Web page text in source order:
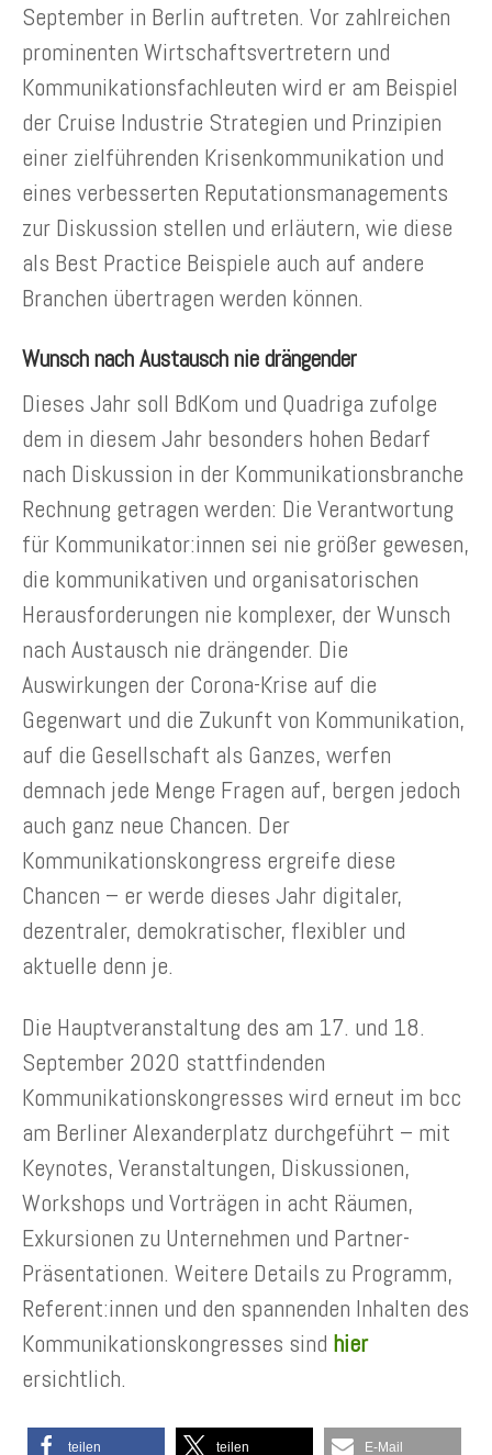
September in Berlin auftreten. Vor zahlreichen
prominenten Wirtschaftsvertretern und
Kommunikationsfachleuten wird er am Beispiel
der Cruise Industrie Strategien und Prinzipien
einer zielführenden Krisenkommunikation und
eines verbesserten Reputationsmanagements
zur Diskussion stellen und erläutern, wie diese
als Best Practice Beispiele auch auf andere
Branchen übertragen werden können.
Wunsch nach Austausch nie drängender
Dieses Jahr soll BdKom und Quadriga zufolge
dem in diesem Jahr besonders hohen Bedarf
nach Diskussion in der Kommunikationsbranche
Rechnung getragen werden: Die Verantwortung
für Kommunikator:innen sei nie größer gewesen,
die kommunikativen und organisatorischen
Herausforderungen nie komplexer, der Wunsch
nach Austausch nie drängender. Die
Auswirkungen der Corona-Krise auf die
Gegenwart und die Zukunft von Kommunikation,
auf die Gesellschaft als Ganzes, werfen
demnach jede Menge Fragen auf, bergen jedoch
auch ganz neue Chancen. Der
Kommunikationskongress ergreife diese
Chancen – er werde dieses Jahr digitaler,
dezentraler, demokratischer, flexibler und
aktuelle denn je.
Die Hauptveranstaltung des am 17. und 18.
September 2020 stattfindenden
Kommunikationskongresses wird erneut im bcc
am Berliner Alexanderplatz durchgeführt – mit
Keynotes, Veranstaltungen, Diskussionen,
Workshops und Vorträgen in acht Räumen,
Exkursionen zu Unternehmen und Partner-
Präsentationen. Weitere Details zu Programm,
Referent:innen und den spannenden Inhalten des
Kommunikationskongresses sind hier
ersichtlich.
teilen teilen E-Mail